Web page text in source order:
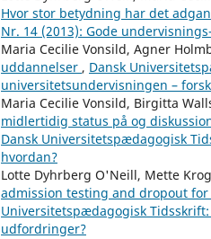
Hvor stor betydning har det
Nr. 14 (2013): Gode
Maria Cecilie Vonsild, Agner
uddannelser , Dansk
universitetsundervisningen –
Maria Cecilie Vonsild, Birgitta
midlertidig status på og
Dansk Universitetspædagogisk
hvordan?
Lotte Dyhrberg O'Neill, Mette
admission testing and dropout
Universitetspædagogisk
udfordringer?